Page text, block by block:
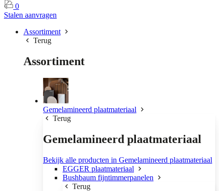
0
Stalen aanvragen
Assortiment
Terug
Assortiment
Gemelamineerd plaatmateriaal
Terug
Gemelamineerd plaatmateriaal
Bekijk alle producten in Gemelamineerd plaatmateriaal
EGGER plaatmateriaal
Bushbaum fijntimmerpanelen
Terug